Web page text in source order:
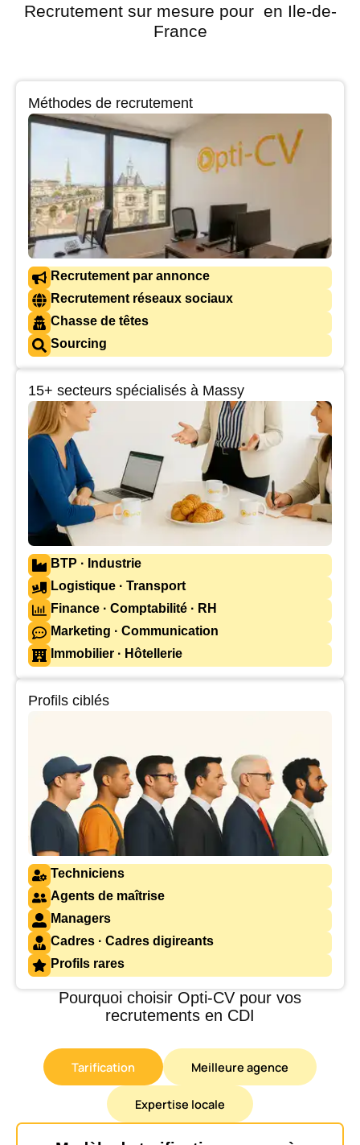
Recrutement sur mesure pour en Ile-de-
France
Méthodes de recrutement
Recrutement par annonce
Recrutement réseaux sociaux
Chasse de têtes
Sourcing
15+ secteurs spécialisés à Massy
BTP · Industrie
Logistique · Transport
Finance · Comptabilité · RH
Marketing · Communication
Immobilier · Hôtellerie
Profils ciblés
Techniciens
Agents de maîtrise
Managers
Cadres · Cadres digireants
Profils rares
Pourquoi choisir Opti-CV pour vos
recrutements en CDI
Tarification Meilleure agence
Expertise locale